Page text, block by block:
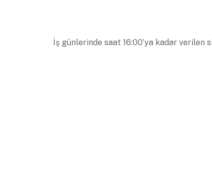
İş günlerinde saat 16:00’ya kadar